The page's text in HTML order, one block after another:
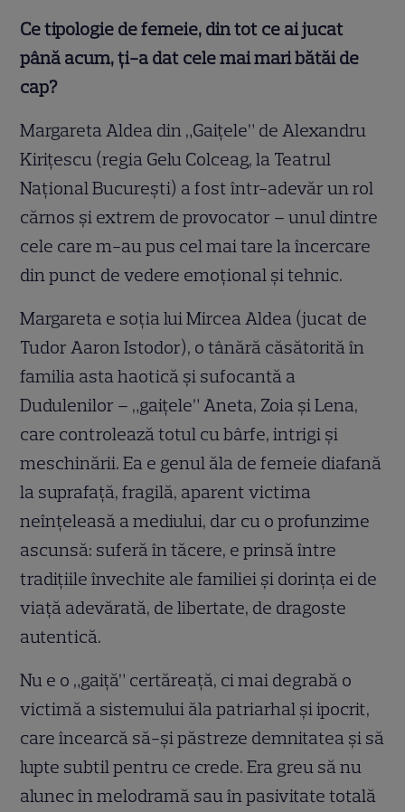
Ce tipologie de femeie, din tot ce ai jucat
până acum, ți-a dat cele mai mari bătăi de
cap?
Margareta Aldea din „Gaițele” de Alexandru
Kirițescu (regia Gelu Colceag, la Teatrul
Național București) a fost într-adevăr un rol
cărnos și extrem de provocator – unul dintre
cele care m-au pus cel mai tare la încercare
din punct de vedere emoțional și tehnic.
Margareta e soția lui Mircea Aldea (jucat de
Tudor Aaron Istodor), o tânără căsătorită în
familia asta haotică și sufocantă a
Dudulenilor – „gaițele” Aneta, Zoia și Lena,
care controlează totul cu bârfe, intrigi și
meschinării. Ea e genul ăla de femeie diafană
la suprafață, fragilă, aparent victima
neînțeleasă a mediului, dar cu o profunzime
ascunsă: suferă în tăcere, e prinsă între
tradițiile învechite ale familiei și dorința ei de
viață adevărată, de libertate, de dragoste
autentică.
Nu e o „gaiță” certăreață, ci mai degrabă o
victimă a sistemului ăla patriarhal și ipocrit,
care încearcă să-și păstreze demnitatea și să
lupte subtil pentru ce crede. Era greu să nu
alunec în melodramă sau în pasivitate totală